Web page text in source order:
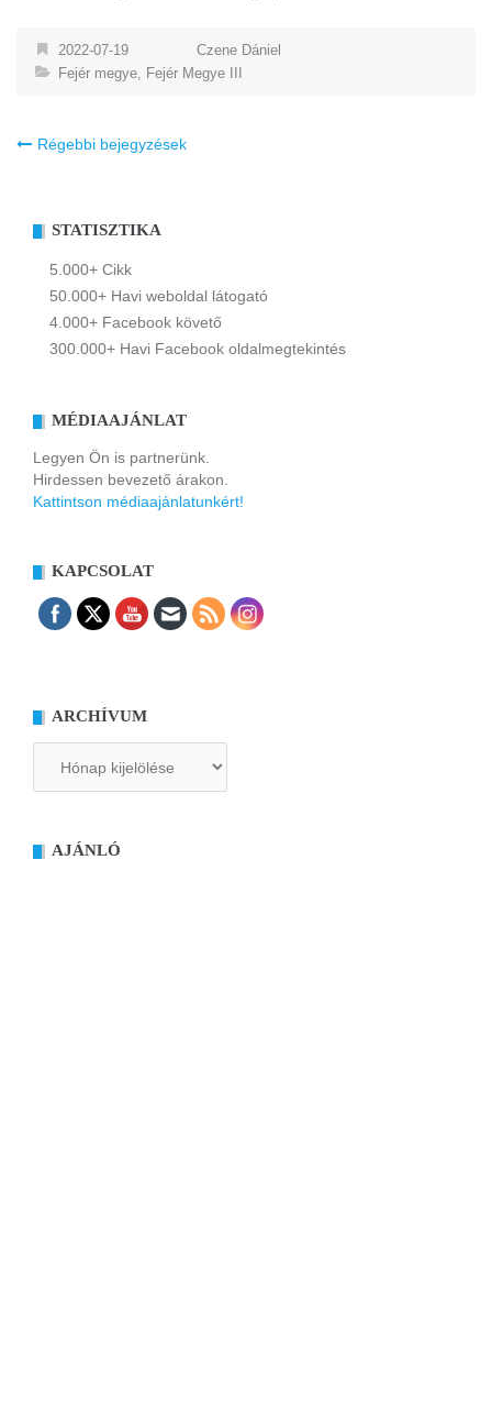
2022-07-19
Czene Dániel
Fejér megye, Fejér Megye III
Bejegyzés
Régebbi bejegyzések
STATISZTIKA
5.000+ Cikk
50.000+ Havi weboldal látogató
4.000+ Facebook követő
300.000+ Havi Facebook oldalmegtekintés
MÉDIAAJÁNLAT
Legyen Ön is partnerünk.
Hirdessen bevezető árakon.
Kattintson médiaajánlatunkért!
KAPCSOLAT
ARCHÍVUM
AJÁNLÓ